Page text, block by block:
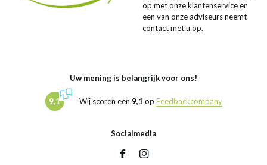
op met onze klantenservice en
een van onze adviseurs neemt
contact met u op.
Uw mening is belangrijk voor ons!
9,1 Wij scoren een 9,1 op Feedbackcompany
Socialmedia